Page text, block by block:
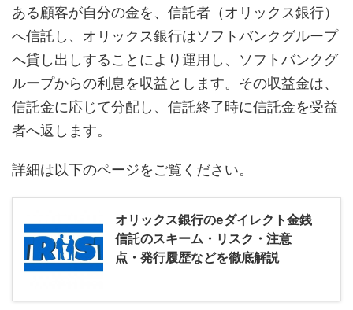
ある顧客が自分の金を、信託者（オリックス銀行）
へ信託し、オリックス銀行はソフトバンクグループ
へ貸し出しすることにより運用し、ソフトバンクグ
ループからの利息を収益とします。その収益金は、
信託金に応じて分配し、信託終了時に信託金を受益
者へ返します。
詳細は以下のページをご覧ください。
オリックス銀行のeダイレクト金銭
信託のスキーム・リスク・注意
点・発行履歴などを徹底解説